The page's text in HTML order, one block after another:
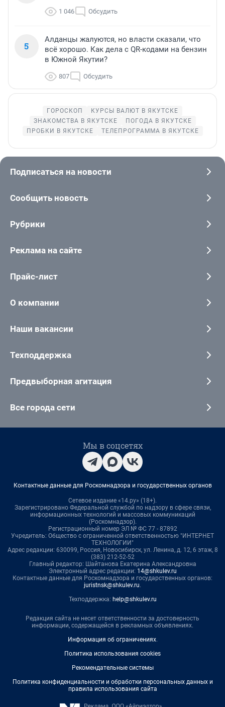
1 046 Обсудить
5
Алданцы жалуются, но власти сказали, что
всё хорошо. Как дела с QR-кодами на бензин
в Южной Якутии?
807 Обсудить
ГОРОСКОП
КУРСЫ ВАЛЮТ В ЯКУТСКЕ
ЗНАКОМСТВА В ЯКУТСКЕ
ПОГОДА В ЯКУТСКЕ
ПРОБКИ В ЯКУТСКЕ
ТЕЛЕПРОГРАММА В ЯКУТСКЕ
Подписаться на новости
Сообщить новость
Рубрики
Реклама на сайте
Прайс-лист
О компании
Наши вакансии
Техподдержка
Предвыборная агитация
Все города сети
Мы в соцсетях
Контактные данные для Роскомнадзора и государственных органов
Сетевое издание «14.ру» (18+).
Зарегистрировано Федеральной службой по надзору в сфере связи,
информационных технологий и массовых коммуникаций
(Роскомнадзор).
Регистрационный номер ЭЛ № ФС 77 - 87892
Учредитель: Общество с ограниченной ответственностью "ИНТЕРНЕТ
ТЕХНОЛОГИИ"
Адрес редакции: 630099, Россия, Новосибирск, ул. Ленина, д. 12, 6 этаж, 8
(383) 212-52-52
Главный редактор: Шайтанова Екатерина Александровна
Электронный адрес редакции: 14@shkulev.ru
Контактные данные для Роскомнадзора и государственных органов:
juristnsk@shkulev.ru.
Техподдержка: help@shkulev.ru
Редакция сайта не несет ответственности за достоверность
информации, содержащейся в рекламных объявлениях.
Информация об ограничениях.
Политика использования cookies
Рекомендательные системы
Политика конфиденциальности и обработки персональных данных и
правила использования сайта